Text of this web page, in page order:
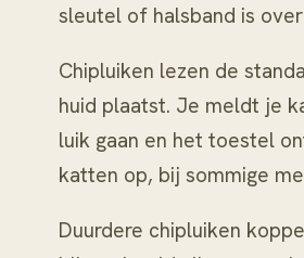
sleutel of halsband is
Chipluiken lezen de
huid plaatst. Je meldt je
luik gaan en het toestel
katten op, bij sommige
Duurdere chipluiken